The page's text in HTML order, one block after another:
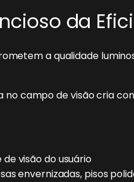
da
a qualidade
campo de visão cria
visão do usuário
envernizadas, pisos